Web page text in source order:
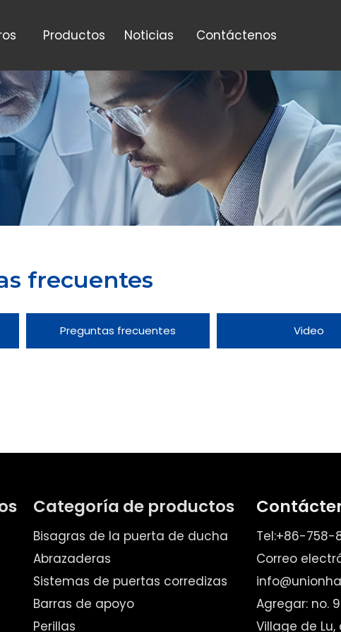
Productos Noticias Contáctenos
frecuentes
Preguntas frecuentes Video
Categoría de productos
Bisagras de la puerta de ducha
Abrazaderas
Sistemas de puertas corredizas
Barras de apoyo
Perillas
Tel:+86-758-
Correo
Agregar: no.
Village de